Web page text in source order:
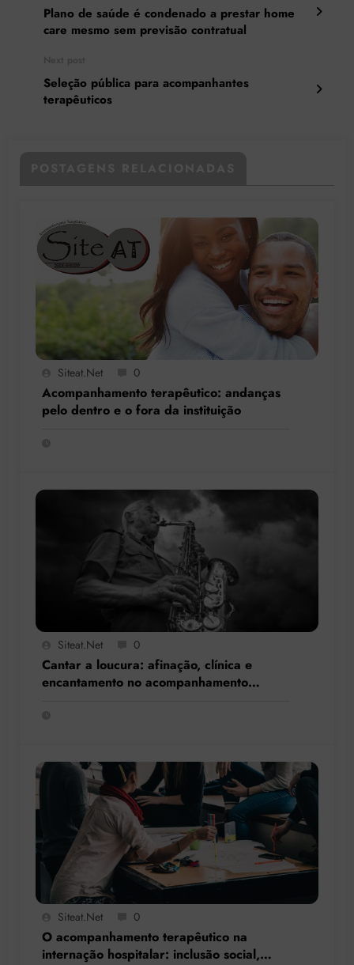
Plano de saúde é condenado a prestar home
care mesmo sem previsão contratual
Seleção pública para acompanhantes
terapêuticos
Siteat.net 0
Acompanhamento terapêutico: andanças
pelo dentro e o fora da instituição
Siteat.net 0
Cantar a loucura: afinação, clínica e
encantamento no acompanhamento
Siteat.net 0
O acompanhamento terapêutico na
internação hospitalar: inclusão social,